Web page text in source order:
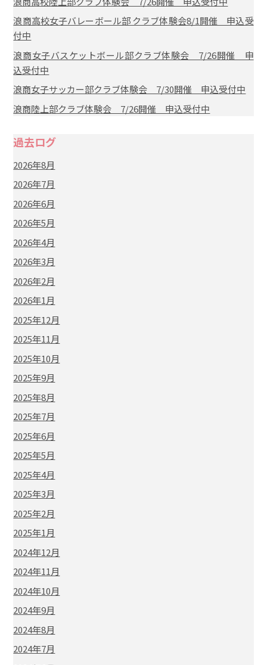
浪商高校女子バレーボール部 クラブ体験会8/1開催 申込受
付中
浪商女子バスケットボール部クラブ体験会 7/26開催 申
込受付中
浪商女子サッカー部クラブ体験会 7/30開催 申込受付中
浪商陸上部クラブ体験会 7/26開催 申込受付中
過去ログ
2026年8月
2026年7月
2026年6月
2026年5月
2026年4月
2026年3月
2026年2月
2026年1月
2025年12月
2025年11月
2025年10月
2025年9月
2025年8月
2025年7月
2025年6月
2025年5月
2025年4月
2025年3月
2025年2月
2025年1月
2024年12月
2024年11月
2024年10月
2024年9月
2024年8月
2024年7月